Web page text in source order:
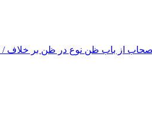
و چهار تنبيه مى‌باشد:
و بحث خنثى.
از باب ظن نوع در ظن بر خلاف /